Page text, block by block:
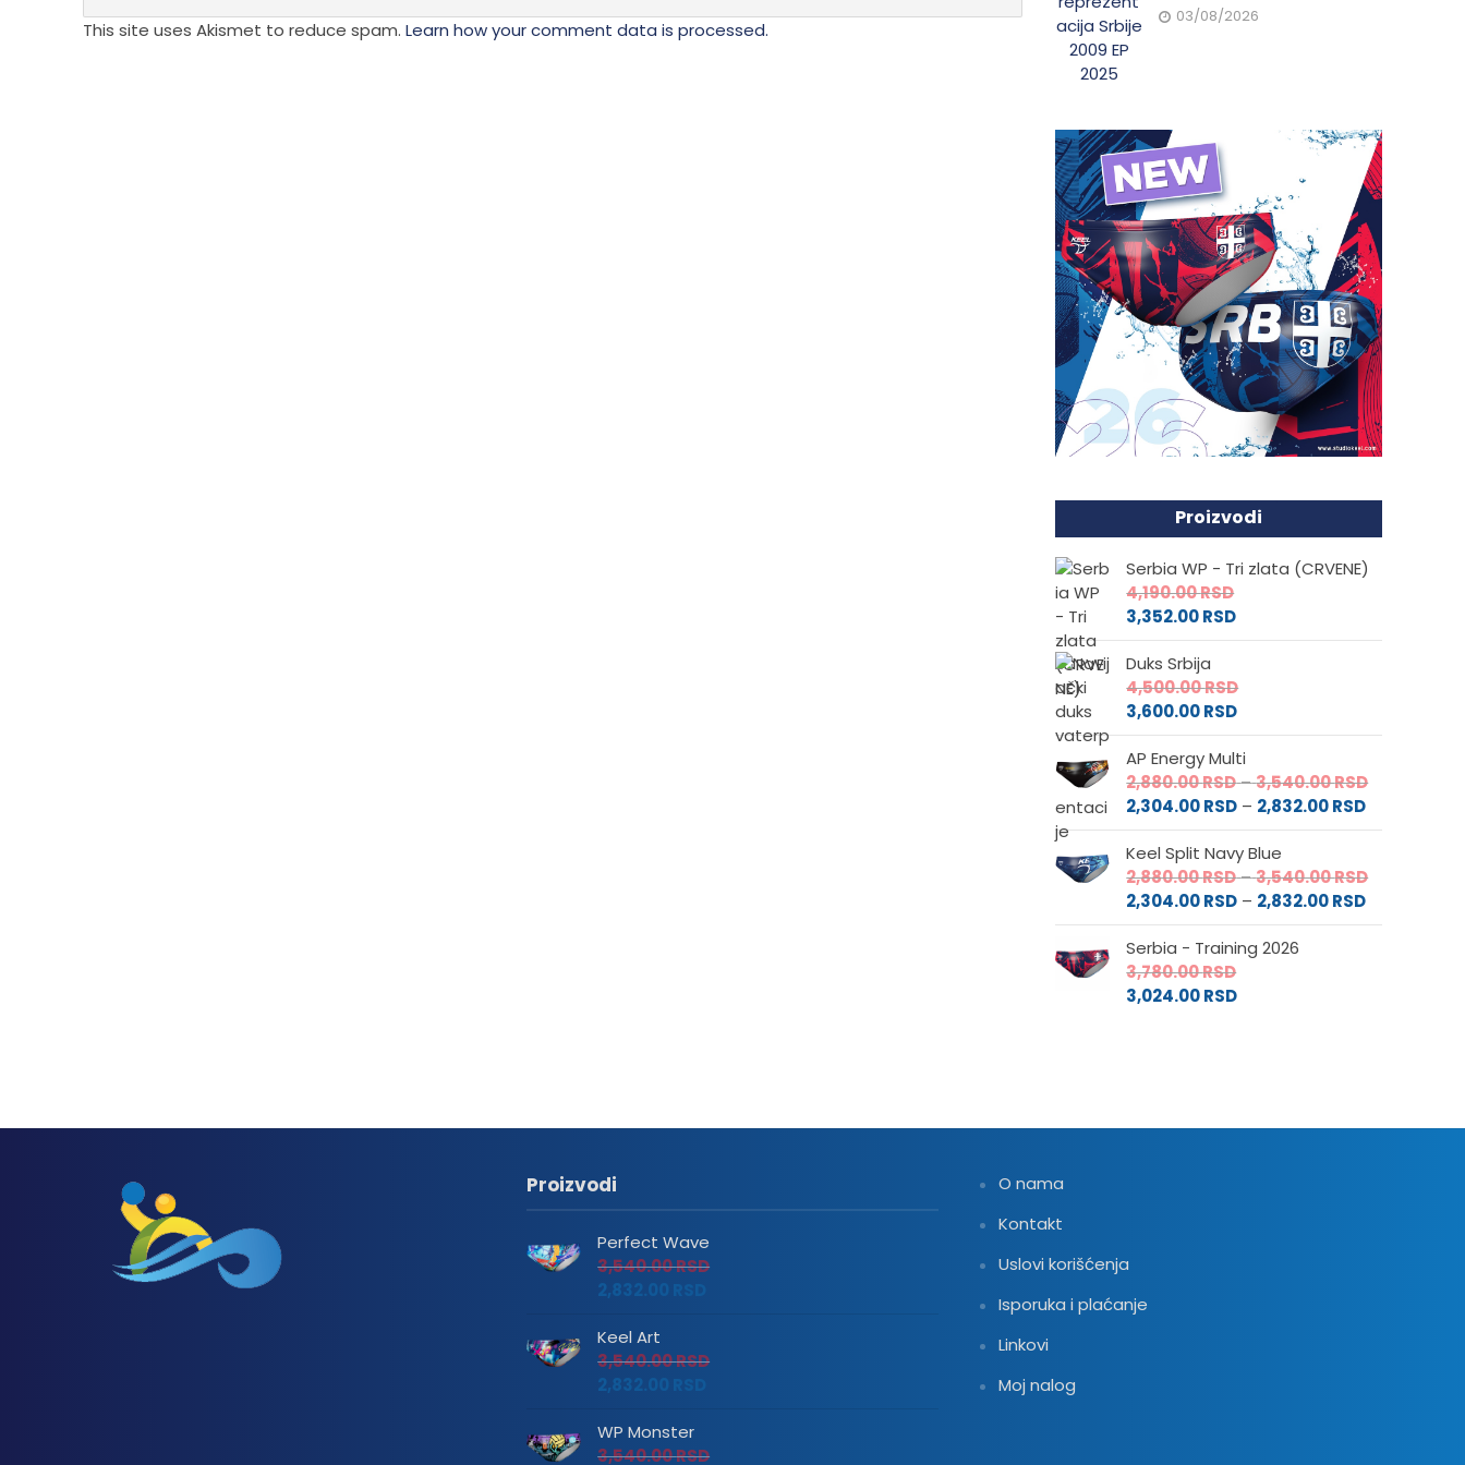
This site uses Akismet to reduce spam. Learn how your comment data is processed.
03/08/2026
Proizvodi
Serbia WP - Tri zlata (CRVENE)
4,190.00RSD
3,352.00RSD
Duks Srbija
4,500.00RSD
3,600.00RSD
AP Energy Multi
2,880.00RSD–3,540.00RSDRaspon
od
do
2,304.00RSD – 2,832.00RSDRaspon
cena:
2,304.00 RSD
do
2,832.00 RSD
Keel Split Navy Blue
2,880.00RSD–3,540.00RSDRaspon
od
2,304.00RSD – 2,832.00RSDRaspon
cena:
Serbia - Training 2026
3,780.00RSD
3,024.00RSD
Proizvodi
Perfect Wave
3,540.00RSD
2,832.00
Keel Art
3,540.00RSD
2,832.00
WP Monster
3,540.00RSD
O nama
Kontakt
Uslovi korišćenja
Isporuka i plaćanje
Linkovi
Moj nalog